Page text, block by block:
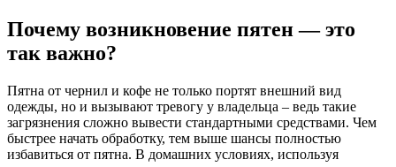
Почему возникновение пятен — это
так важно?
Пятна от чернил и кофе не только портят внешний вид
одежды, но и вызывают тревогу у владельца – ведь такие
загрязнения сложно вывести стандартными средствами. Чем
быстрее начать обработку, тем выше шансы полностью
избавиться от пятна. В домашних условиях, используя